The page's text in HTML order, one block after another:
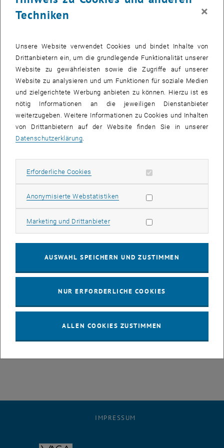
Die Bilder zu diesem Eintrag sind erst nach Login sichtbar.
Spezialkaltbändern weiter ausbauen. Das Unternehmen setzt dabei
auch auf die Forschungsleistungen junger MaschinenbauerInnen
und ChemikerInnen der TU Wien. Gewürdigt werden diese
Leistungen, durch die der Innovationsvorsprung bei Böhler
Uddeholm Precision Strip erzielt werden soll, unter anderem mit der
Verleihung des gleichnamigen Forschungspreises. Heuer geht der
Böhler Uddeholm Precision Strip Forschungspreis an Herrn Dr. Luis
Fernando Garcia, der in seiner Dissertation alternative Verfahren zur
Herstellung von Sägebändern mittels Lasertechnologie erforscht
„Mit dem 'Böhler-Uddeholm Precision Strip Forschungspreis' wollen
Produktions- und Werkstofftechnologien ausbauen. Interessant ist
AbsolventInnen, die sich in ihren Diplomarbeiten und Dissertationen
mit für unser Unternehmen relevanten Technologien wie z. B.
Wärmebehandlung auseinandersetzen", argumentiert man bei
Für Garcias Dissertationsvater, Herbert Danninger, vom Institut für
Forschungsleistung dadurch, dass Garcia für die Herstellung von
Bimetallband mittels Lasertechnologie eine hervorragende und
IMPRESSUM
Techniken
×
Unsere Website verwendet Cookies und bindet Inhalte von
Drittanbietern ein, um die grundlegende Funktionalität unserer
Website zu gewährleisten sowie die Zugriffe auf unserer
Website zu analysieren und um Funktionen für soziale Medien
und zielgerichtete Werbung anbieten zu können. Hierzu ist es
nötig Informationen an die jeweiligen Dienstanbieter
weiterzugeben. Weitere Informationen zu Cookies und Inhalten
von Drittanbietern auf der Website finden Sie in unserer
Datenschutzerklärung.
Erforderliche Cookies Erforderliche Cookies zulassen
Anonymisierte WebstatistikenStatistik Cookies zulassen
Marketing und DrittanbieterMarketing Cookies zulassen
AUSWAHL SPEICHERN UND ZUSTIMMEN
NUR ERFORDERLICHE COOKIES
ALLEN COOKIES ZUSTIMMEN